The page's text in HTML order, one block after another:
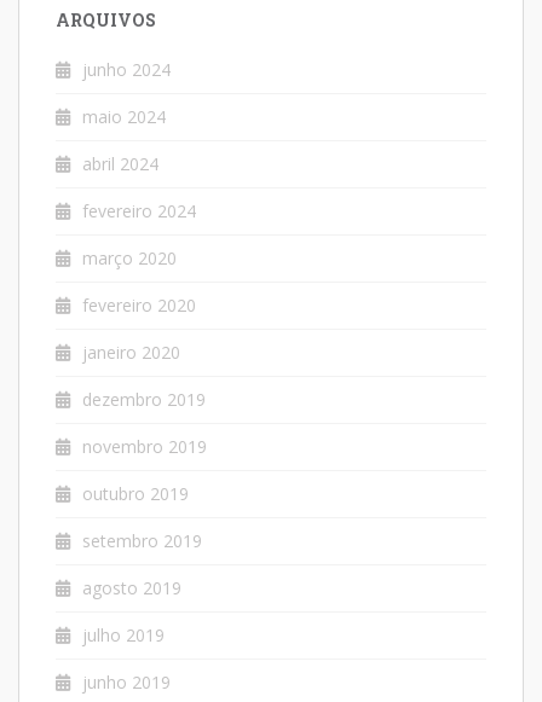
ARQUIVOS
junho 2024
maio 2024
abril 2024
fevereiro 2024
março 2020
fevereiro 2020
janeiro 2020
dezembro 2019
novembro 2019
outubro 2019
setembro 2019
agosto 2019
julho 2019
junho 2019